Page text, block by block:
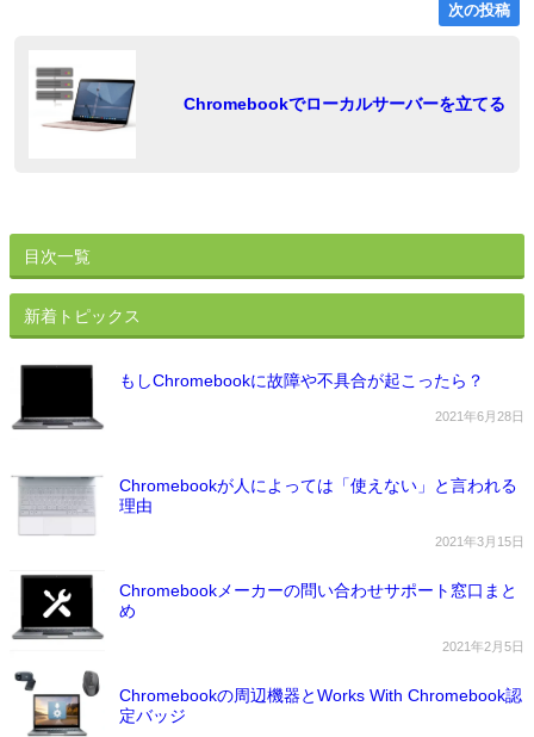
ョ
ン
次の投稿
Chromebookでローカルサーバーを立てる
目次一覧
新着トピックス
もしChromebookに故障や不具合が起こったら？
2021年6月28日
Chromebookが人によっては「使えない」と言われる
理由
2021年3月15日
Chromebookメーカーの問い合わせサポート窓口まと
め
2021年2月5日
Chromebookの周辺機器とWorks With Chromebook認
定バッジ